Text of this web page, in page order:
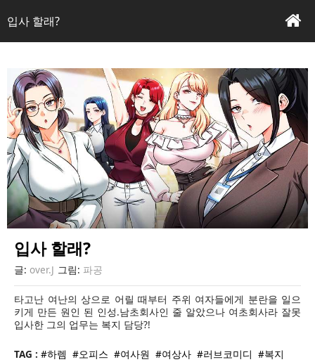
입사 할래?
본문
입사 할래?
글: over.J 그림: 파공
타고난 여난의 상으로 어릴 때부터 주위 여자들에게 분란을 일으
키게 만든 원인 된 인성.남초회사인 줄 알았으나 여초회사라 잘못
입사한 그의 업무는 복지 담당?!
TAG : #하렘 #오피스 #여사원 #여상사 #러브코미디 #복지